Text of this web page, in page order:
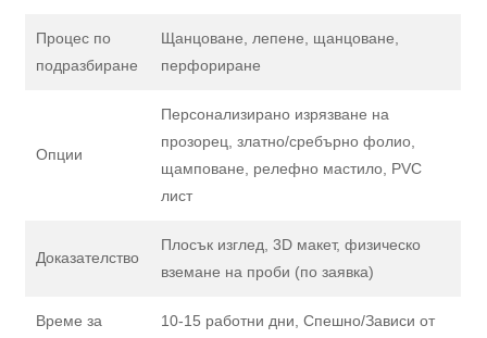
Процес по
подразбиране
Щанцоване, лепене, щанцоване,
перфориране
Опции
Персонализирано изрязване на
прозорец, златно/сребърно фолио,
щамповане, релефно мастило, PVC
лист
Доказателство
Плосък изглед, 3D макет, физическо
вземане на проби (по заявка)
Време за
10-15 работни дни, Спешно/Зависи от